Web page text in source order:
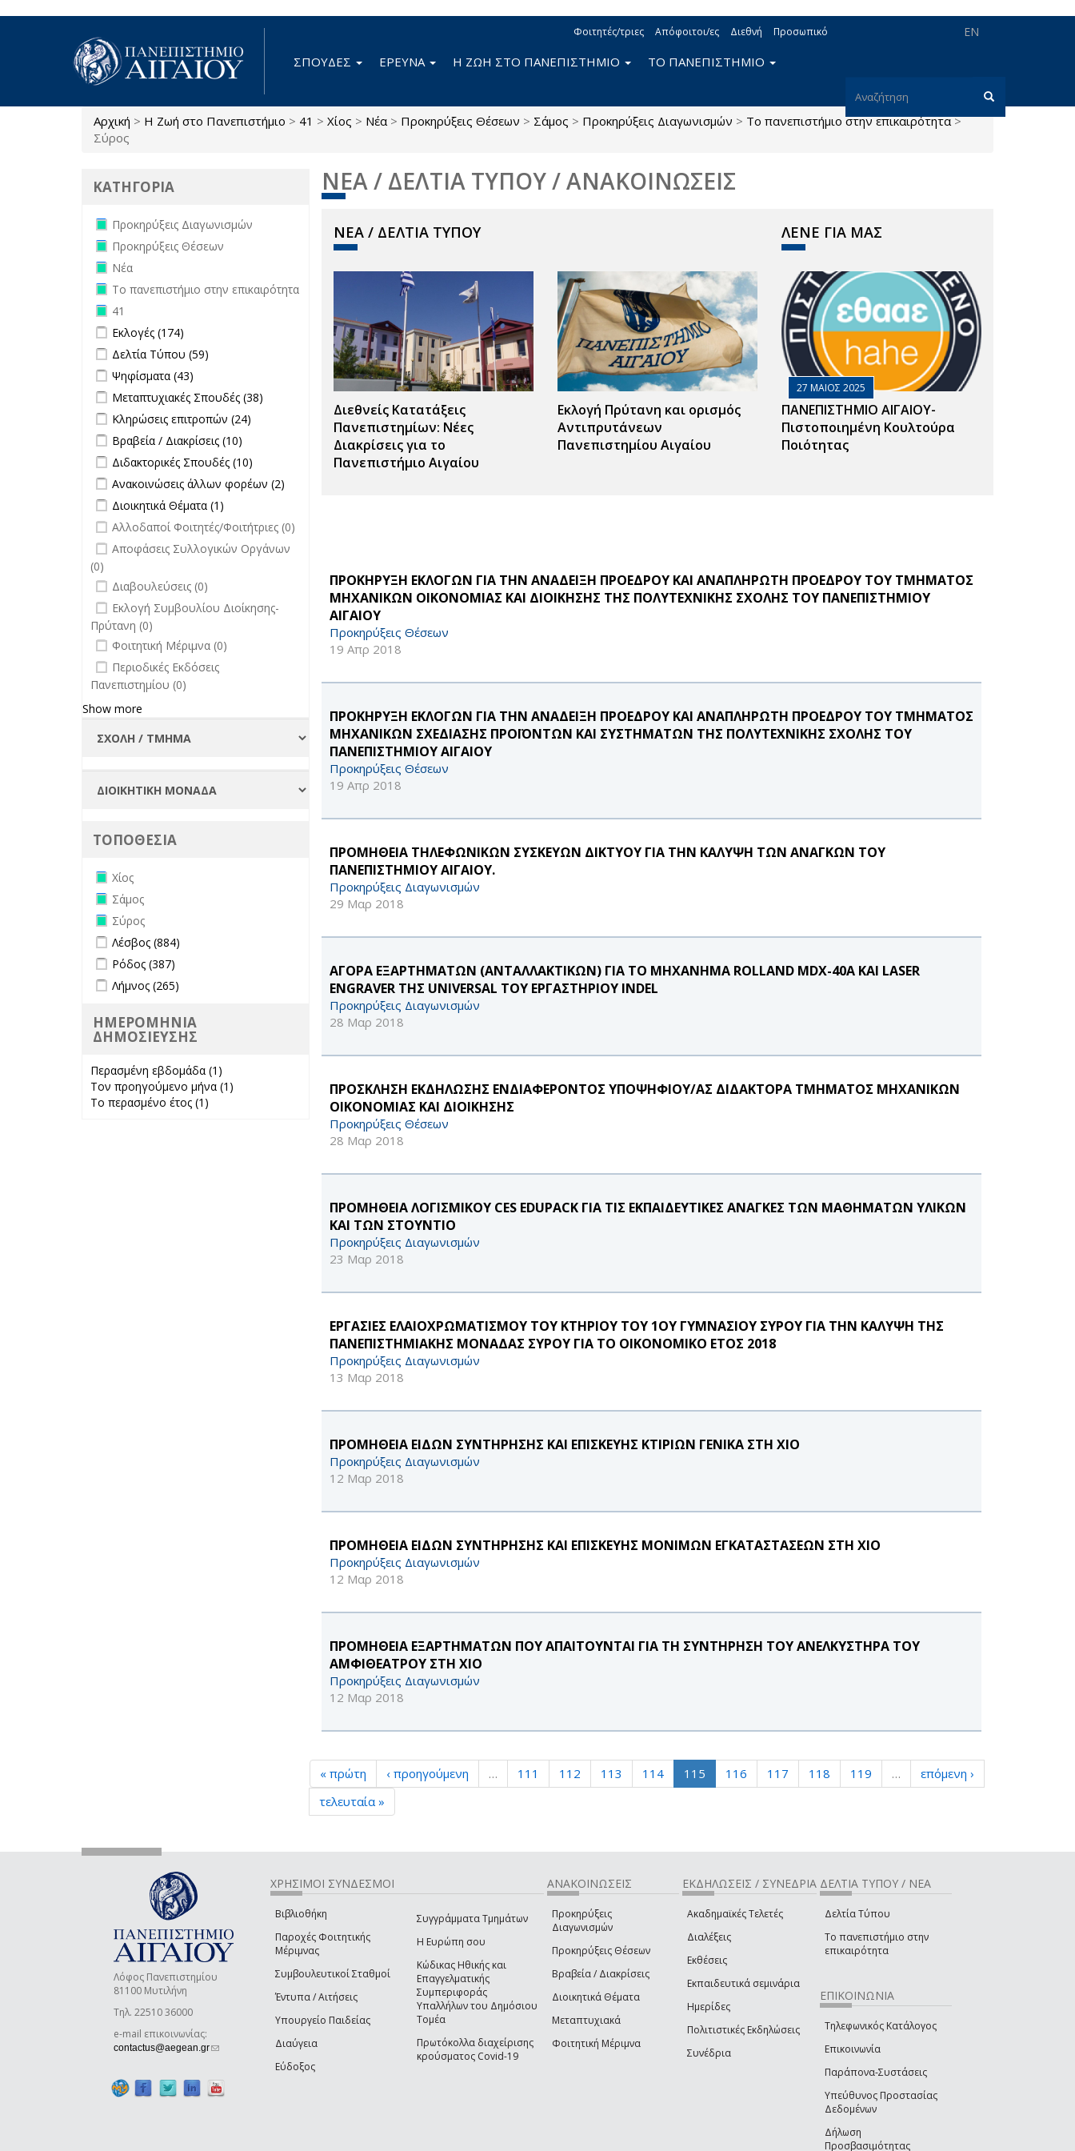
EN
Φοιτητές/τριες Απόφοιτοι/ες Διεθνή Προσωπικό
Φόρμα
αναζήτησης
Αναζήτηση
ΣΠΟΥΔΕΣ ΕΡΕΥΝΑ Η ΖΩΗ ΣΤΟ ΠΑΝΕΠΙΣΤΗΜΙΟ ΤΟ ΠΑΝΕΠΙΣΤΗΜΙΟ
Είστε εδώ
Αρχική > Η Ζωή στο Πανεπιστήμιο > 41 > Χίος > Νέα > Προκηρύξεις Θέσεων > Σάμος > Προκηρύξεις Διαγωνισμών > Το πανεπιστήμιο στην επικαιρότητα >
Σύρος
ΝΕΑ / ΔΕΛΤΙΑ ΤΥΠΟΥ / ΑΝΑΚΟΙΝΩΣΕΙΣ
ΝΕΑ / ΔΕΛΤΙΑ ΤΥΠΟΥ
Διεθνείς Κατατάξεις
Πανεπιστημίων: Νέες
Διακρίσεις για το
Πανεπιστήμιο Αιγαίου
Εκλογή Πρύτανη και ορισμός
Αντιπρυτάνεων
Πανεπιστημίου Αιγαίου
ΛΕΝΕ ΓΙΑ ΜΑΣ
27 ΜΑΙΟΣ 2025
ΠΑΝΕΠΙΣΤΗΜΙΟ ΑΙΓΑΙΟΥ-
Πιστοποιημένη Κουλτούρα
Ποιότητας
ΠΡΟΚΗΡΥΞΗ ΕΚΛΟΓΩΝ ΓΙΑ ΤΗΝ ΑΝΑΔΕΙΞΗ ΠΡΟΕΔΡΟΥ ΚΑΙ ΑΝΑΠΛΗΡΩΤΗ ΠΡΟΕΔΡΟΥ ΤΟΥ ΤΜΗΜΑΤΟΣ
ΜΗΧΑΝΙΚΩΝ ΟΙΚΟΝΟΜΙΑΣ ΚΑΙ ΔΙΟΙΚΗΣΗΣ ΤΗΣ ΠΟΛΥΤΕΧΝΙΚΗΣ ΣΧΟΛΗΣ ΤΟΥ ΠΑΝΕΠΙΣΤΗΜΙΟΥ
ΑΙΓΑΙΟΥ
Προκηρύξεις Θέσεων
19 Απρ 2018
ΠΡΟΚΗΡΥΞΗ ΕΚΛΟΓΩΝ ΓΙΑ ΤΗΝ ΑΝΑΔΕΙΞΗ ΠΡΟΕΔΡΟΥ ΚΑΙ ΑΝΑΠΛΗΡΩΤΗ ΠΡΟΕΔΡΟΥ ΤΟΥ ΤΜΗΜΑΤΟΣ
ΜΗΧΑΝΙΚΩΝ ΣΧΕΔΙΑΣΗΣ ΠΡΟΪΟΝΤΩΝ ΚΑΙ ΣΥΣΤΗΜΑΤΩΝ ΤΗΣ ΠΟΛΥΤΕΧΝΙΚΗΣ ΣΧΟΛΗΣ ΤΟΥ
ΠΑΝΕΠΙΣΤΗΜΙΟΥ ΑΙΓΑΙΟΥ
Προκηρύξεις Θέσεων
19 Απρ 2018
ΠΡΟΜΗΘΕΙΑ ΤΗΛΕΦΩΝΙΚΩΝ ΣΥΣΚΕΥΩΝ ΔΙΚΤΥΟΥ ΓΙΑ ΤΗΝ ΚΑΛΥΨΗ ΤΩΝ ΑΝΑΓΚΩΝ ΤΟΥ
ΠΑΝΕΠΙΣΤΗΜΙΟΥ ΑΙΓΑΙΟΥ.
Προκηρύξεις Διαγωνισμών
29 Μαρ 2018
ΑΓΟΡΑ ΕΞΑΡΤΗΜΑΤΩΝ (ΑΝΤΑΛΛΑΚΤΙΚΩΝ) ΓΙΑ ΤΟ ΜΗΧΑΝΗΜΑ ROLLAND MDX-40Α ΚΑΙ LASER
ENGRAVER ΤΗΣ UNIVERSAL ΤΟΥ ΕΡΓΑΣΤΗΡΙΟΥ INDEL
Προκηρύξεις Διαγωνισμών
28 Μαρ 2018
ΠΡΟΣΚΛΗΣΗ ΕΚΔΗΛΩΣΗΣ ΕΝΔΙΑΦΕΡΟΝΤΟΣ ΥΠΟΨΗΦΙΟΥ/ΑΣ ΔΙΔΑΚΤΟΡΑ ΤΜΗΜΑΤΟΣ ΜΗΧΑΝΙΚΩΝ
ΟΙΚΟΝΟΜΙΑΣ ΚΑΙ ΔΙΟΙΚΗΣΗΣ
Προκηρύξεις Θέσεων
28 Μαρ 2018
ΠΡΟΜΗΘΕΙΑ ΛΟΓΙΣΜΙΚΟΥ CES EDUPACK ΓΙΑ ΤΙΣ ΕΚΠΑΙΔΕΥΤΙΚΕΣ ΑΝΑΓΚΕΣ ΤΩΝ ΜΑΘΗΜΑΤΩΝ ΥΛΙΚΩΝ
ΚΑΙ ΤΩΝ ΣΤΟΥΝΤΙΟ
Προκηρύξεις Διαγωνισμών
23 Μαρ 2018
ΕΡΓΑΣΙΕΣ ΕΛΑΙΟΧΡΩΜΑΤΙΣΜΟΥ ΤΟΥ ΚΤΗΡΙΟΥ ΤΟΥ 1ΟΥ ΓΥΜΝΑΣΙΟΥ ΣΥΡΟΥ ΓΙΑ ΤΗΝ ΚΑΛΥΨΗ ΤΗΣ
ΠΑΝΕΠΙΣΤΗΜΙΑΚΗΣ ΜΟΝΑΔΑΣ ΣΥΡΟΥ ΓΙΑ ΤΟ ΟΙΚΟΝΟΜΙΚΟ ΕΤΟΣ 2018
Προκηρύξεις Διαγωνισμών
13 Μαρ 2018
ΠΡΟΜΗΘΕΙΑ ΕΙΔΩΝ ΣΥΝΤΗΡΗΣΗΣ ΚΑΙ ΕΠΙΣΚΕΥΗΣ ΚΤΙΡΙΩΝ ΓΕΝΙΚΑ ΣΤΗ ΧΙΟ
Προκηρύξεις Διαγωνισμών
12 Μαρ 2018
ΠΡΟΜΗΘΕΙΑ ΕΙΔΩΝ ΣΥΝΤΗΡΗΣΗΣ ΚΑΙ ΕΠΙΣΚΕΥΗΣ ΜΟΝΙΜΩΝ ΕΓΚΑΤΑΣΤΑΣΕΩΝ ΣΤΗ ΧΙΟ
Προκηρύξεις Διαγωνισμών
12 Μαρ 2018
ΠΡΟΜΗΘΕΙΑ ΕΞΑΡΤΗΜΑΤΩΝ ΠΟΥ ΑΠΑΙΤΟΥΝΤΑΙ ΓΙΑ ΤΗ ΣΥΝΤΗΡΗΣΗ ΤΟΥ ΑΝΕΛΚΥΣΤΗΡΑ ΤΟΥ
ΑΜΦΙΘΕΑΤΡΟΥ ΣΤΗ ΧΙΟ
Προκηρύξεις Διαγωνισμών
12 Μαρ 2018
« πρώτη ‹ προηγούμενη … 111 112 113 114 115 116 117 118 119 …
επόμενη ›
τελευταία »
ΚΑΤΗΓΟΡΙΑ
Remove Προκηρύξεις Διαγωνισμών
filter
Προκηρύξεις Διαγωνισμών
Remove Προκηρύξεις Θέσεων filter
Προκηρύξεις Θέσεων
Remove Νέα filter
Νέα
Remove Το πανεπιστήμιο στην
επικαιρότητα filter
Το πανεπιστήμιο στην επικαιρότητα
Remove 41 filter
41
Apply Εκλογές filter
Εκλογές (174)
Apply Δελτία Τύπου filter
Δελτία Τύπου (59)
Apply Ψηφίσματα filter
Ψηφίσματα (43)
Apply Μεταπτυχιακές Σπουδές filter
Μεταπτυχιακές Σπουδές (38)
Μεταπτυχιακές
Σπουδές filter
Apply Κληρώσεις επιτροπών filter
Κληρώσεις επιτροπών (24)
filter
Apply Βραβεία / Διακρίσεις filter
Βραβεία / Διακρίσεις (10)
Διακρίσεις
filter
Apply Διδακτορικές Σπουδές filter
Διδακτορικές Σπουδές (10)
Σπουδές
Apply Ανακοινώσεις άλλων φορέων
filter
Ανακοινώσεις άλλων φορέων (2)
φορέων filter
Apply Διοικητικά Θέματα filter
Διοικητικά Θέματα (1)
undefined
Αλλοδαποί Φοιτητές/Φοιτήτριες (0)
undefined
Αποφάσεις Συλλογικών Οργάνων
(0)
undefined
Διαβουλεύσεις (0)
undefined
Εκλογή Συμβουλίου Διοίκησης-
Πρύτανη (0)
undefined
Φοιτητική Μέριμνα (0)
undefined
Περιοδικές Εκδόσεις
Πανεπιστημίου (0)
Show more
ΤΟΠΟΘΕΣΙΑ
Remove Χίος filter
Χίος
Remove Σάμος filter
Σάμος
Remove Σύρος filter
Σύρος
Apply Λέσβος filter
Λέσβος (884)
Apply Ρόδος filter
Ρόδος (387)
Apply Λήμνος filter
Λήμνος (265)
ΗΜΕΡΟΜΗΝΙΑ
ΔΗΜΟΣΙΕΥΣΗΣ
Περασμένη εβδομάδα (1)
Περασμένη
Τον προηγούμενο μήνα (1)
Το περασμένο έτος (1)
Λόφος Πανεπιστημίου
81100 Μυτιλήνη
Τηλ. 22510 36000
e-mail επικοινωνίας:
contactus@aegean.gr(link sends e-mail)
ΧΡΗΣΙΜΟΙ ΣΥΝΔΕΣΜΟΙ
Βιβλιοθήκη
Παροχές Φοιτητικής
Μέριμνας
Συμβουλευτικοί Σταθμοί
Έντυπα / Αιτήσεις
Υπουργείο Παιδείας
Διαύγεια
Εύδοξος
Συγγράμματα Τμημάτων
Η Ευρώπη σου
Κώδικας Ηθικής και
Επαγγελματικής
Συμπεριφοράς
Υπαλλήλων του Δημόσιου
Τομέα
Πρωτόκολλα διαχείρισης
κρούσματος Covid-19
ΑΝΑΚΟΙΝΩΣΕΙΣ
Προκηρύξεις
Διαγωνισμών
Προκηρύξεις Θέσεων
Βραβεία / Διακρίσεις
Διοικητικά Θέματα
Μεταπτυχιακά
Φοιτητική Μέριμνα
ΕΚΔΗΛΩΣΕΙΣ / ΣΥΝΕΔΡΙΑ
Ακαδημαϊκές Τελετές
Διαλέξεις
Εκθέσεις
Εκπαιδευτικά σεμινάρια
Ημερίδες
Πολιτιστικές Εκδηλώσεις
Συνέδρια
ΔΕΛΤΙΑ ΤΥΠΟΥ / ΝΕΑ
Δελτία Τύπου
Το πανεπιστήμιο στην
επικαιρότητα
ΕΠΙΚΟΙΝΩΝΙΑ
Τηλεφωνικός Κατάλογος
Επικοινωνία
Παράπονα-Συστάσεις
Υπεύθυνος Προστασίας
Δεδομένων
Δήλωση
Προσβασιμότητας